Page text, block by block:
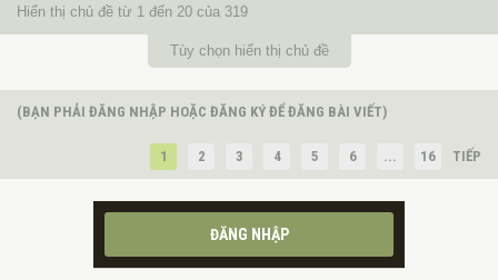
Hiển thị chủ đề từ 1 đến 20 của 319
Tùy chọn hiển thị chủ đề
(BẠN PHẢI ĐĂNG NHẬP HOẶC ĐĂNG KÝ ĐỂ ĐĂNG BÀI VIẾT)
1 2 3 4 5 6 ... 16 TIẾP
ĐĂNG NHẬP